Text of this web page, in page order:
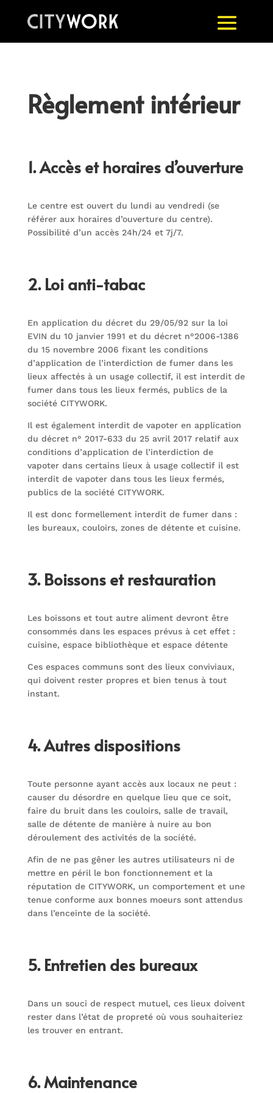
Règlement intérieur
1. Accès et horaires d’ouverture
Le centre est ouvert du lundi au vendredi (se
référer aux horaires d’ouverture du centre).
Possibilité d’un accès 24h/24 et 7j/7.
2. Loi anti-tabac
En application du décret du 29/05/92 sur la loi
EVIN du 10 janvier 1991 et du décret n°2006-1386
du 15 novembre 2006 fixant les conditions
d’application de l’interdiction de fumer dans les
lieux affectés à un usage collectif, il est interdit de
fumer dans tous les lieux fermés, publics de la
société CITYWORK.
Il est également interdit de vapoter en application
du décret n° 2017-633 du 25 avril 2017 relatif aux
conditions d’application de l’interdiction de
vapoter dans certains lieux à usage collectif il est
interdit de vapoter dans tous les lieux fermés,
publics de la société CITYWORK.
Il est donc formellement interdit de fumer dans :
les bureaux, couloirs, zones de détente et cuisine.
3. Boissons et restauration
Les boissons et tout autre aliment devront être
consommés dans les espaces prévus à cet effet :
cuisine, espace bibliothèque et espace détente
Ces espaces communs sont des lieux conviviaux,
qui doivent rester propres et bien tenus à tout
instant.
4. Autres dispositions
Toute personne ayant accès aux locaux ne peut :
causer du désordre en quelque lieu que ce soit,
faire du bruit dans les couloirs, salle de travail,
salle de détente de manière à nuire au bon
déroulement des activités de la société.
Afin de ne pas gêner les autres utilisateurs ni de
mettre en péril le bon fonctionnement et la
réputation de CITYWORK, un comportement et une
tenue conforme aux bonnes moeurs sont attendus
dans l’enceinte de la société.
5. Entretien des bureaux
Dans un souci de respect mutuel, ces lieux doivent
rester dans l’état de propreté où vous souhaiteriez
les trouver en entrant.
6. Maintenance